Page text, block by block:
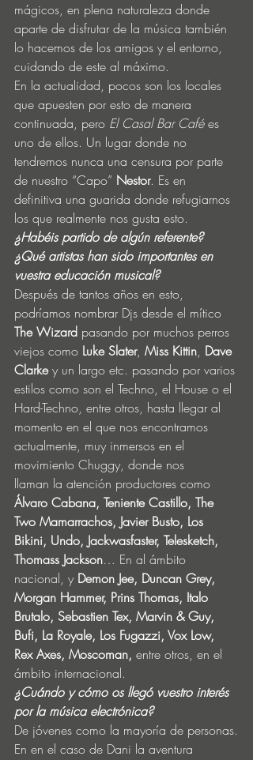
mágicos, en plena naturaleza donde
aparte de disfrutar de la música también
lo hacemos de los amigos y el entorno,
cuidando de este al máximo.
En la actualidad, pocos son los locales
que apuesten por esto de manera
continuada, pero El Casal Bar Café es
uno de ellos. Un lugar donde no
tendremos nunca una censura por parte
de nuestro “Capo” Nestor. Es en
definitiva una guarida donde refugiarnos
los que realmente nos gusta esto.
¿Habéis partido de algún referente?
¿Qué artistas han sido importantes en
vuestra educación musical?
Después de tantos años en esto,
podríamos nombrar Djs desde el mítico
The Wizard pasando por muchos perros
viejos como Luke Slater, Miss Kittin, Dave
Clarke y un largo etc. pasando por varios
estilos como son el Techno, el House o el
Hard-Techno, entre otros, hasta llegar al
momento en el que nos encontramos
actualmente, muy inmersos en el
movimiento Chuggy, donde nos
llaman la atención productores como
Álvaro Cabana, Teniente Castillo, The
Two Mamarrachos, Javier Busto, Los
Bikini, Undo, Jackwasfaster, Telesketch,
Thomass Jackson… En al ámbito
nacional, y Demon Jee, Duncan Grey,
Morgan Hammer, Prins Thomas, Italo
Brutalo, Sebastien Tex, Marvin & Guy,
Bufi, La Royale, Los Fugazzi, Vox Low,
Rex Axes, Moscoman, entre otros, en el
ámbito internacional.
¿Cuándo y cómo os llegó vuestro interés
por la música electrónica?
De jóvenes como la mayoría de personas.
En en el caso de Dani la aventura